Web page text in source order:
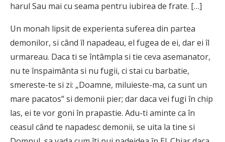
harul Sau mai cu seama pentru iubirea de frate. […]
Un monah lipsit de experienta suferea din partea
demonilor, si când îl napadeau, el fugea de ei, dar ei îl
urmareau. Daca ti se întâmpla si tie ceva asemanator,
nu te înspaimânta si nu fugii, ci stai cu barbatie,
smereste-te si zi: „Doamne, miluieste-ma, ca sunt un
mare pacatos” si demonii pier; dar daca vei fugi în chip
las, ei te vor goni în prapastie. Adu-ti aminte ca în
ceasul când te napadesc demonii, se uita la tine si